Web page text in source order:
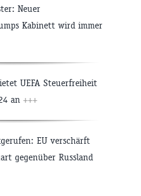
Neuer
Kabinett wird immer
UEFA Steuerfreiheit
an +++
EU verschärft
gegenüber Russland